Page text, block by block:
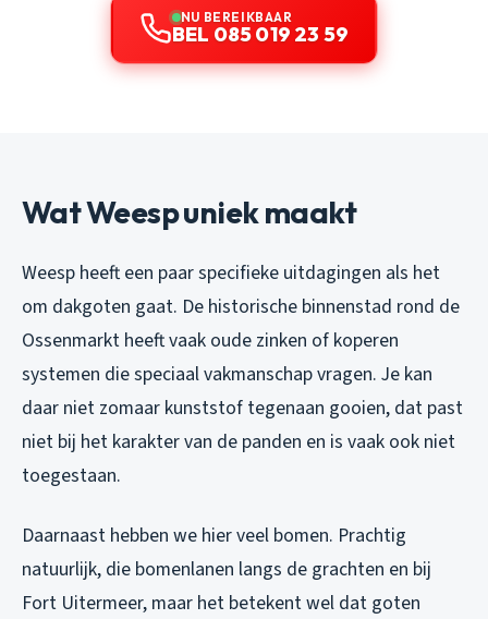
NU BEREIKBAAR
BEL 085 019 23 59
Wat Weesp uniek maakt
Weesp heeft een paar specifieke uitdagingen als het
om dakgoten gaat. De historische binnenstad rond de
Ossenmarkt heeft vaak oude zinken of koperen
systemen die speciaal vakmanschap vragen. Je kan
daar niet zomaar kunststof tegenaan gooien, dat past
niet bij het karakter van de panden en is vaak ook niet
toegestaan.
Daarnaast hebben we hier veel bomen. Prachtig
natuurlijk, die bomenlanen langs de grachten en bij
Fort Uitermeer, maar het betekent wel dat goten